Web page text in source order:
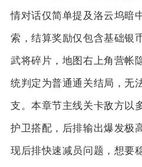
情对话仅简单提及洛云坞暗
索，结算奖励仅包含基础银
武将碎片，地图右上角营帐
统判定为普通通关结局，无
支。本章节主线关卡敌方以
护卫搭配，后排输出爆发极
现后排快速减员问题，想要